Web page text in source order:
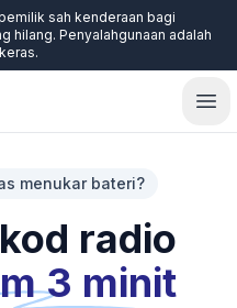
sah kenderaan bagi
hilang. Penyalahgunaan adalah
menukar bateri?
radio
3 minit